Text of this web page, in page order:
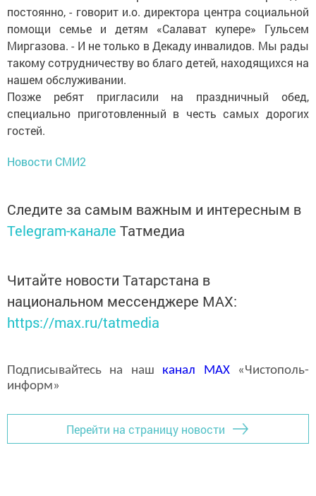
постоянно, - говорит и.о. директора центра социальной
помощи семье и детям «Салават купере» Гульсем
Миргазова. - И не только в Декаду инвалидов. Мы рады
такому сотрудничеству во благо детей, находящихся на
нашем обслуживании.
Позже ребят пригласили на праздничный обед,
специально приготовленный в честь самых дорогих
гостей.
Новости СМИ2
Следите за самым важным и интересным в
Telegram-канале Татмедиа
Читайте новости Татарстана в
национальном мессенджере MАХ:
https://max.ru/tatmedia
Подписывайтесь на наш канал MAX«Чистополь-
информ»
Перейти на страницу новости